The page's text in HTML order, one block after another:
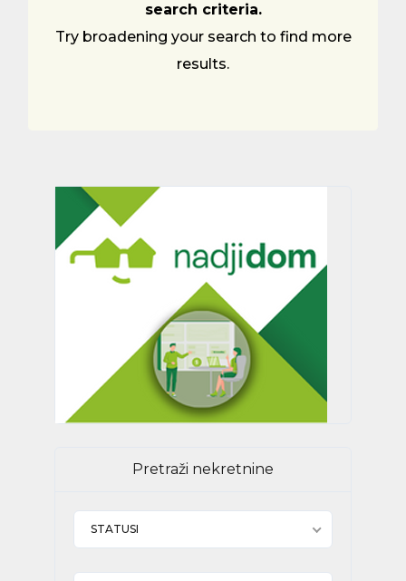
search criteria.
Try broadening your search to find more
results.
Pretraži nekretnine
STATUSI